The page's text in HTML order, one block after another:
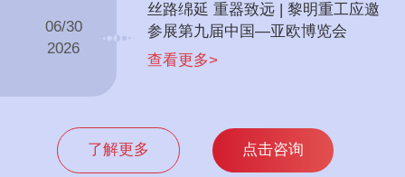
06/30
2026
丝路绵延 重器致远 | 黎明重工应邀
参展第九届中国—亚欧博览会
查看更多>
了解更多 点击咨询